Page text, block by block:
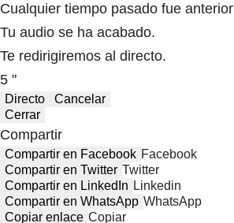
Cualquier tiempo pasado fue anterior
Tu audio se ha acabado.
Te redirigiremos al directo.
5 "
Directo
Cancelar
Cerrar
Compartir
Compartir en Facebook Facebook
Compartir en Twitter Twitter
Compartir en LinkedIn Linkedin
Compartir en WhatsApp WhatsApp
Copiar enlace Copiar